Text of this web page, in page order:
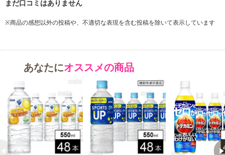
※商品の感想以外の投稿や、不適切な表現を含む投稿を除いて表示しています
あなたにオススメの商品